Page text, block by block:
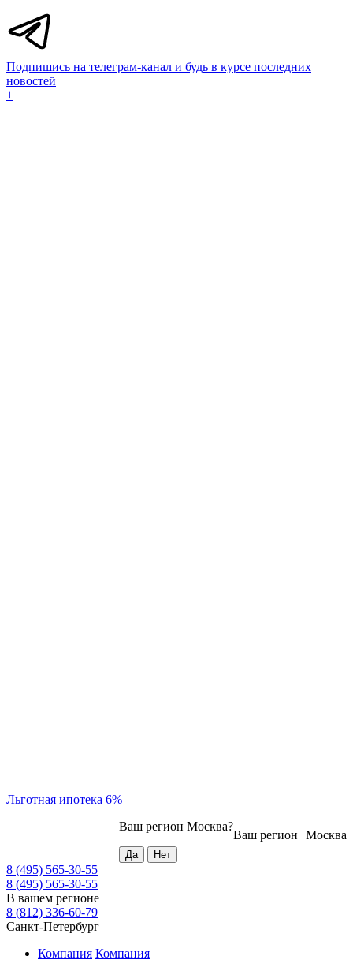
Подпишись на телеграм-канал и будь в курсе последних
новостей
+
Льготная ипотека 6%
Москва
Ваш регион
Ваш регион Москва?
8 (495) 565-30-55
8 (495) 565-30-55
В вашем регионе
8 (812) 336-60-79
Санкт-Петербург
Компания Компания